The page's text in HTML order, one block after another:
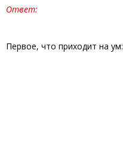
Ответ:
Первое, что приходит на ум: